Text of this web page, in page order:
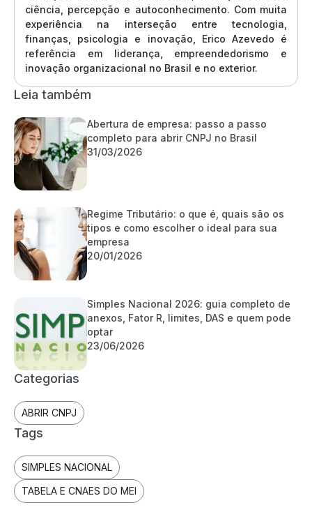
ciência, percepção e autoconhecimento. Com muita
experiência na interseção entre tecnologia,
finanças, psicologia e inovação, Erico Azevedo é
referência em liderança, empreendedorismo e
inovação organizacional no Brasil e no exterior.
Leia também
Abertura de empresa: passo a passo
completo para abrir CNPJ no Brasil
31/03/2026
Regime Tributário: o que é, quais são os
tipos e como escolher o ideal para sua
empresa
20/01/2026
Simples Nacional 2026: guia completo de
anexos, Fator R, limites, DAS e quem pode
optar
23/06/2026
Categorias
ABRIR CNPJ
Tags
SIMPLES NACIONAL
TABELA E CNAES DO MEI